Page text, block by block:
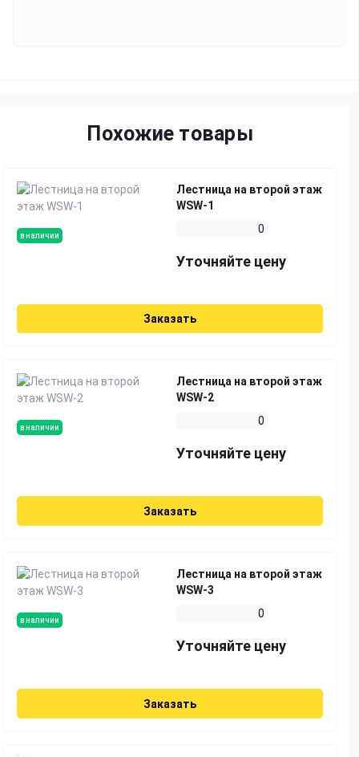
Похожие товары
в наличии
Лестница на второй этаж
WSW-1
0
Уточняйте цену
Заказать
в наличии
Лестница на второй этаж
WSW-2
0
Уточняйте цену
Заказать
в наличии
Лестница на второй этаж
WSW-3
0
Уточняйте цену
Заказать